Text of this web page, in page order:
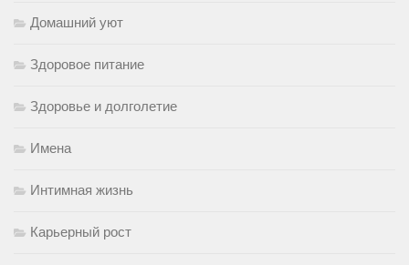
Домашний уют
Здоровое питание
Здоровье и долголетие
Имена
Интимная жизнь
Карьерный рост